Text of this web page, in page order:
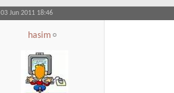
03 Jun 2011 18:46
hasim